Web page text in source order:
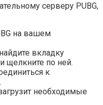
серверу PUBG,
на вашем
вкладку
щелкните по ней.
к
необходимые